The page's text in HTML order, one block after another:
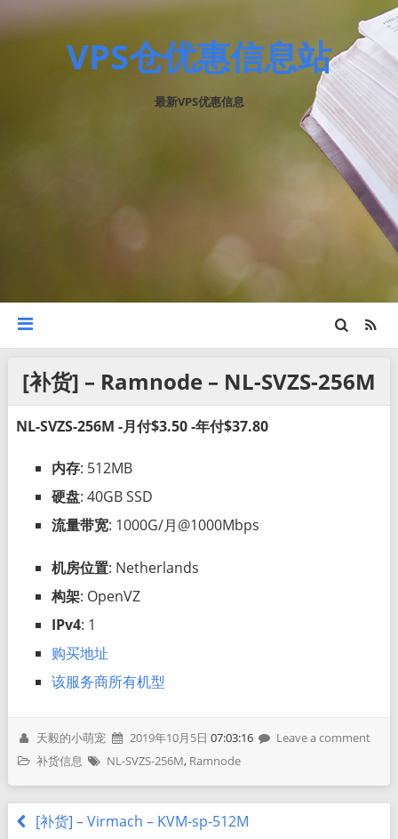
VPS仓优惠信息站
最新VPS优惠信息
[补货] – Ramnode – NL-SVZS-256M
NL-SVZS-256M -月付$3.50 -年付$37.80
内存: 512MB
硬盘: 40GB SSD
流量带宽: 1000G/月@1000Mbps
机房位置: Netherlands
构架: OpenVZ
IPv4: 1
购买地址
该服务商所有机型
天毅的小萌宠 2019年10月5日 07:03:16
Leave a comment
补货信息
NL-SVZS-256M, Ramnode
[补货] – Virmach – KVM-sp-512M